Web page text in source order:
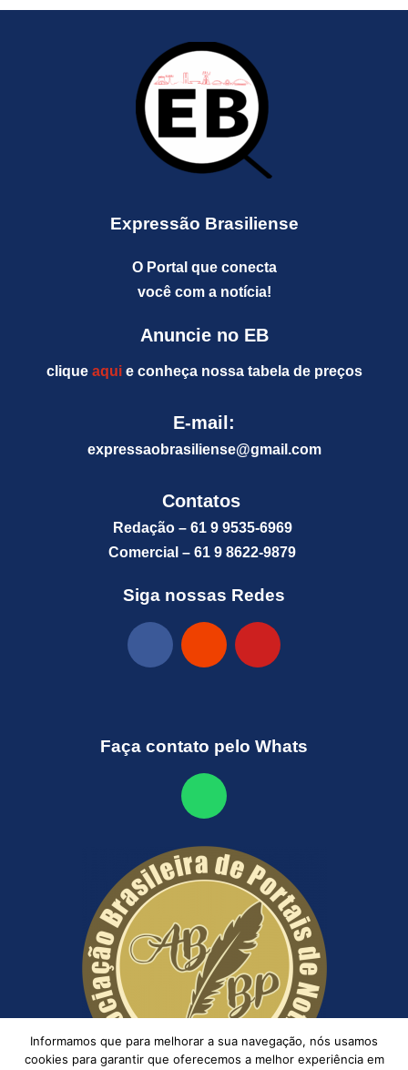
Expressão Brasiliense
O Portal que conecta
você com a notícia!
Anuncie no EB
clique aquie conheça nossa tabela de preços
E-mail:
expressaobrasiliense@gmail.com
Contatos
Redação – 61 9 9535-6969
Comercial – 61 9 8622-9879
Siga nossas Redes
Faça contato pelo Whats
Informamos que para melhorar a sua navegação, nós usamos
cookies para garantir que oferecemos a melhor experiência em